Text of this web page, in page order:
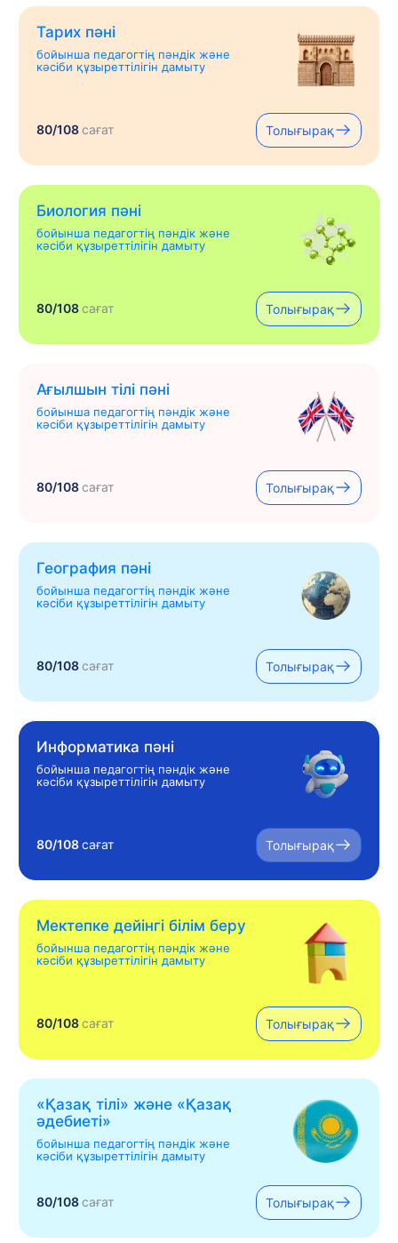
Тарих пәні
бойынша педагогтің пәндік және
кәсіби құзыреттілігін дамыту
80/108сағат Толығырақ
Биология пәні
бойынша педагогтің пәндік және
кәсіби құзыреттілігін дамыту
80/108сағат Толығырақ
Ағылшын тілі пәні
бойынша педагогтің пәндік және
кәсіби құзыреттілігін дамыту
80/108сағат Толығырақ
География пәні
бойынша педагогтің пәндік және
кәсіби құзыреттілігін дамыту
80/108сағат Толығырақ
Информатика пәні
бойынша педагогтің пәндік және
кәсіби құзыреттілігін дамыту
80/108сағат Толығырақ
Мектепке дейінгі білім беру
бойынша педагогтің пәндік және
кәсіби құзыреттілігін дамыту
80/108сағат Толығырақ
«Қазақ тілі» жəне «Қазақ
əдебиеті»
бойынша педагогтің пәндік және
кәсіби құзыреттілігін дамыту
80/108сағат Толығырақ